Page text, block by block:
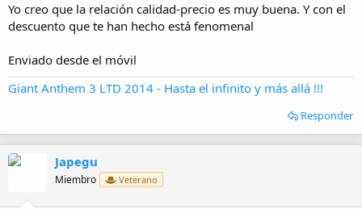
Yo creo que la relación calidad-precio es muy buena. Y con el
descuento que te han hecho está fenomenal
Enviado desde el móvil
Giant Anthem 3 LTD 2014 - Hasta el infinito y más allá !!!
Responder
Japegu
Miembro Veterano